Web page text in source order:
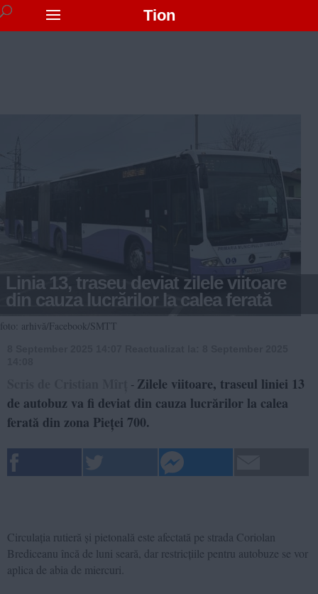
Tion
Linia 13, traseu deviat zilele viitoare
din cauza lucrărilor la calea ferată
foto: arhivă/Facebook/SMTT
- Zilele viitoare, traseul liniei 13
de autobuz va fi deviat din cauza lucrărilor la calea
ferată din zona Pieței 700.
Circulația rutieră și pietonală este afectată pe strada Coriolan
Brediceanu încă de luni seară, dar restricțiile pentru autobuze se vor
aplica de abia de miercuri.